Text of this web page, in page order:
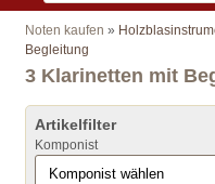
Noten kaufen »
Begleitung
3 Klarinetten mit
Artikelfilter
Komponist